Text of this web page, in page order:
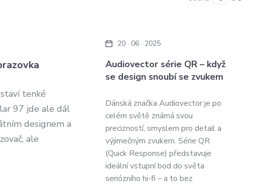
tenké
97 jde ale dál
designem a
ale
Audiovector série QR – když
se design snoubí se zvukem
20 06 2025
Dánská značka Audiovector je po
celém světě známá svou
precizností, smyslem pro detail a
výjimečným zvukem. Série QR
(Quick Response) představuje
ideální vstupní bod do světa
seriózního hi-fi – a to bez